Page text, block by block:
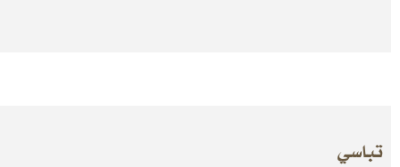
تباسي